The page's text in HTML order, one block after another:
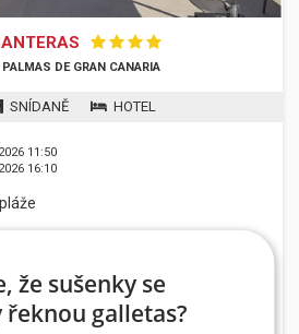
PALMAS DE GRAN CANARIA
SNÍDANĚ HOTEL
11:50
16:10
INFORMACE
že sušenky se
řeknou galletas?